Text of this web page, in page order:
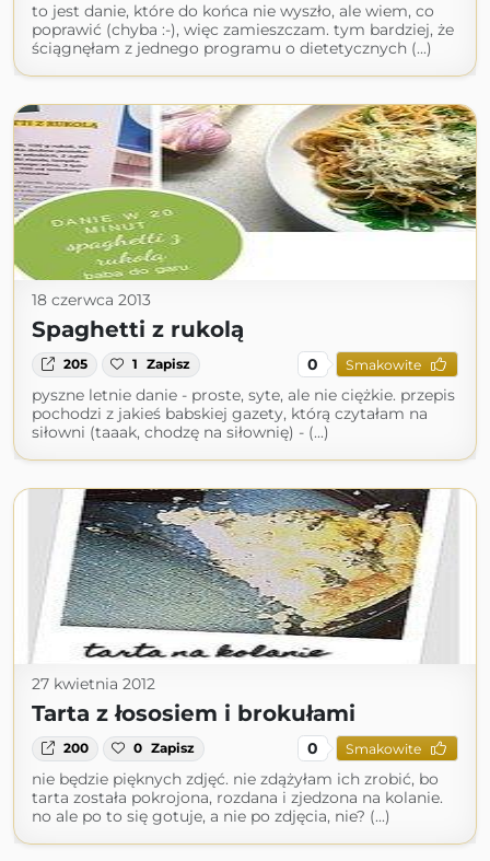
to jest danie, które do końca nie wyszło, ale wiem, co
poprawić (chyba :-), więc zamieszczam. tym bardziej, że
ściągnęłam z jednego programu o dietetycznych (...)
18 czerwca 2013
Spaghetti z rukolą
205 1 Zapisz 0 Smakowite
pyszne letnie danie - proste, syte, ale nie ciężkie. przepis
pochodzi z jakieś babskiej gazety, którą czytałam na
siłowni (taaak, chodzę na siłownię) - (...)
27 kwietnia 2012
Tarta z łososiem i brokułami
200 0 Zapisz 0 Smakowite
nie będzie pięknych zdjęć. nie zdążyłam ich zrobić, bo
tarta została pokrojona, rozdana i zjedzona na kolanie.
no ale po to się gotuje, a nie po zdjęcia, nie? (...)